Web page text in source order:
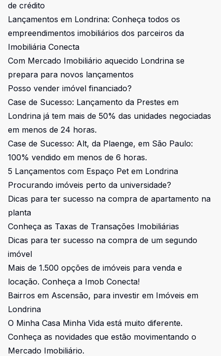
de crédito
Lançamentos em Londrina: Conheça todos os
empreendimentos imobiliários dos parceiros da
Imobiliária Conecta
Com Mercado Imobiliário aquecido Londrina se
prepara para novos lançamentos
Posso vender imóvel financiado?
Case de Sucesso: Lançamento da Prestes em
Londrina já tem mais de 50% das unidades negociadas
em menos de 24 horas.
Case de Sucesso: Alt, da Plaenge, em São Paulo:
100% vendido em menos de 6 horas.
5 Lançamentos com Espaço Pet em Londrina
Procurando imóveis perto da universidade?
Dicas para ter sucesso na compra de apartamento na
planta
Conheça as Taxas de Transações Imobiliárias
Dicas para ter sucesso na compra de um segundo
imóvel
Mais de 1.500 opções de imóveis para venda e
locação. Conheça a Imob Conecta!
Bairros em Ascensão, para investir em Imóveis em
Londrina
O Minha Casa Minha Vida está muito diferente.
Conheça as novidades que estão movimentando o
Mercado Imobiliário.